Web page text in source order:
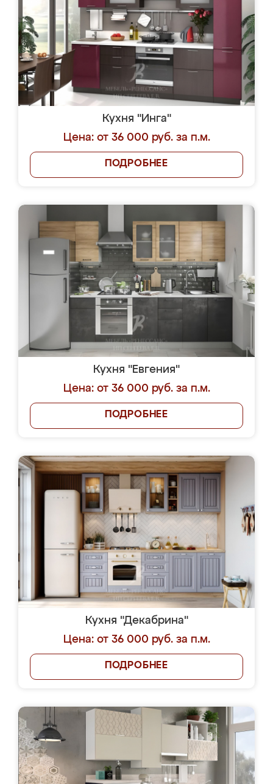
Кухня "Инга"
Цена: от 36 000 руб. за п.м.
ПОДРОБНЕЕ
Кухня "Евгения"
Цена: от 36 000 руб. за п.м.
ПОДРОБНЕЕ
Кухня "Декабрина"
Цена: от 36 000 руб. за п.м.
ПОДРОБНЕЕ